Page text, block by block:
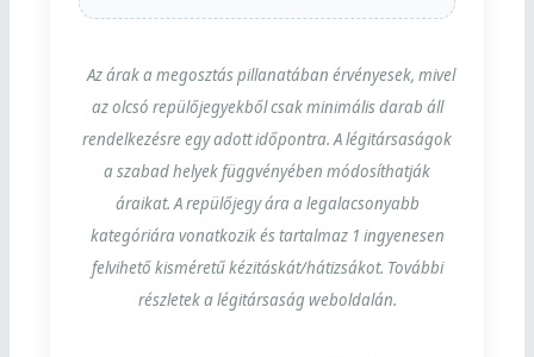
Az árak a megosztás pillanatában érvényesek, mivel
az olcsó repülőjegyekből csak minimális darab áll
rendelkezésre egy adott időpontra. A légitársaságok
a szabad helyek függvényében módosíthatják
áraikat. A repülőjegy ára a legalacsonyabb
kategóriára vonatkozik és tartalmaz 1 ingyenesen
felvihető kisméretű kézitáskát/hátizsákot. További
részletek a légitársaság weboldalán.